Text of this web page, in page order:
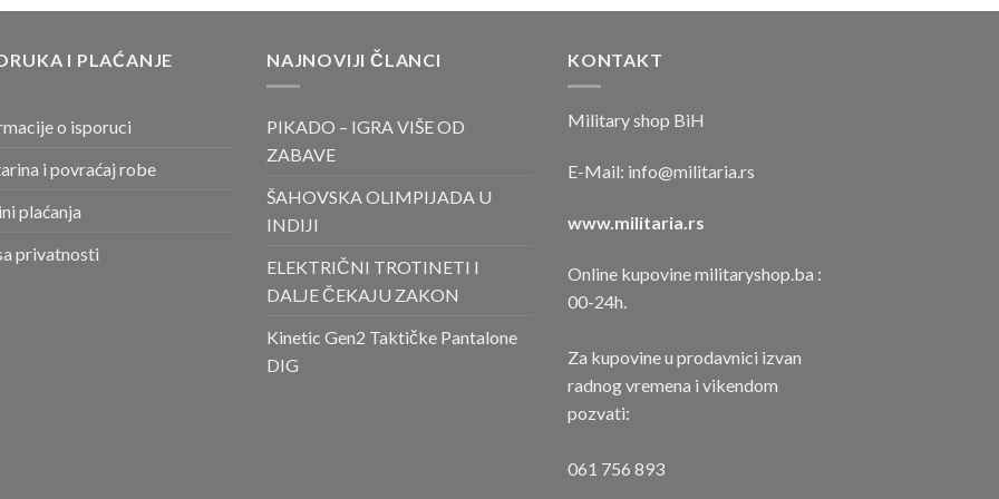
I PLAĆANJE
o isporuci
i povraćaj robe
plaćanja
privatnosti
NAJNOVIJI ČLANCI
PIKADO – IGRA VIŠE OD
ZABAVE
ŠAHOVSKA OLIMPIJADA U
INDIJI
ELEKTRIČNI TROTINETI I
DALJE ČEKAJU ZAKON
Kinetic Gen2 Taktičke Pantalone
DIG
KONTAKT
Military shop BiH
E-Mail: info@militaria.rs
www.militaria.rs
Online kupovine militaryshop.ba :
00-24h.
Za kupovine u prodavnici izvan
radnog vremena i vikendom
pozvati:
061 756 893